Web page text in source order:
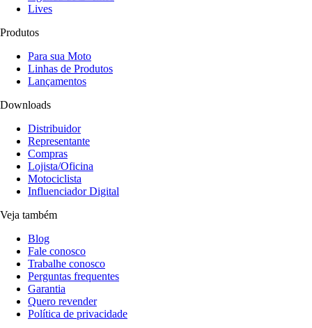
Lives
Produtos
Para sua Moto
Linhas de Produtos
Lançamentos
Downloads
Distribuidor
Representante
Compras
Lojista/Oficina
Motociclista
Influenciador Digital
Veja também
Blog
Fale conosco
Trabalhe conosco
Perguntas frequentes
Garantia
Quero revender
Política de privacidade